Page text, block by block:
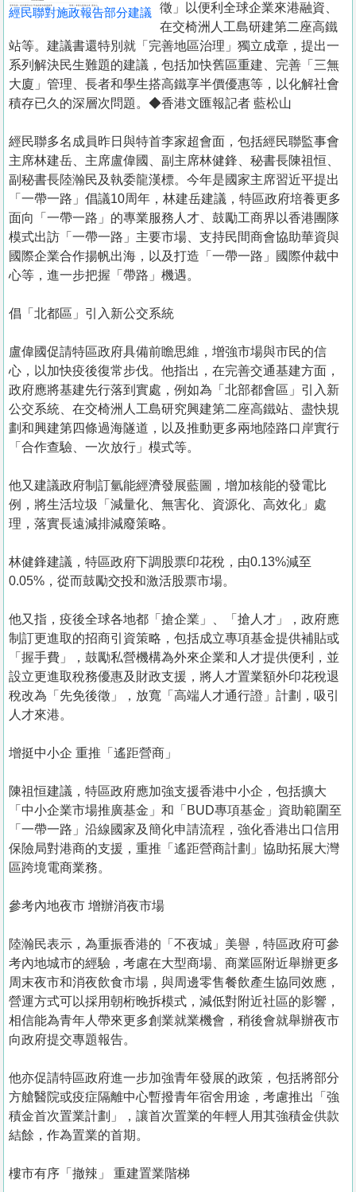
經民聯對施政報告部分建議
徵」以便利全球企業來港融資、
在交椅洲人工島研建第二座高鐵
站等。建議書還特別就「完善地區治理」獨立成章，提出一
系列解決民生難題的建議，包括加快舊區重建、完善「三無
大廈」管理、長者和學生搭高鐵享半價優惠等，以化解社會
積存已久的深層次問題。◆香港文匯報記者 藍松山
經民聯多名成員昨日與特首李家超會面，包括經民聯監事會
主席林建岳、主席盧偉國、副主席林健鋒、秘書長陳祖恒、
副秘書長陸瀚民及執委龍漢標。今年是國家主席習近平提出
「一帶一路」倡議10周年，林建岳建議，特區政府培養更多
面向「一帶一路」的專業服務人才、鼓勵工商界以香港團隊
模式出訪「一帶一路」主要市場、支持民間商會協助華資與
國際企業合作揚帆出海，以及打造「一帶一路」國際仲裁中
心等，進一步把握「帶路」機遇。
倡「北都區」引入新公交系統
盧偉國促請特區政府具備前瞻思維，增強市場與市民的信
心，以加快疫後復常步伐。他指出，在完善交通基建方面，
政府應將基建先行落到實處，例如為「北部都會區」引入新
公交系統、在交椅洲人工島研究興建第二座高鐵站、盡快規
劃和興建第四條過海隧道，以及推動更多兩地陸路口岸實行
「合作查驗、一次放行」模式等。
他又建議政府制訂氫能經濟發展藍圖，增加核能的發電比
例，將生活垃圾「減量化、無害化、資源化、高效化」處
理，落實長遠減排減廢策略。
林健鋒建議，特區政府下調股票印花稅，由0.13%減至
0.05%，從而鼓勵交投和激活股票市場。
他又指，疫後全球各地都「搶企業」、「搶人才」，政府應
制訂更進取的招商引資策略，包括成立專項基金提供補貼或
「握手費」，鼓勵私營機構為外來企業和人才提供便利，並
設立更進取稅務優惠及財政支援，將人才置業額外印花稅退
稅改為「先免後徵」，放寬「高端人才通行證」計劃，吸引
人才來港。
增挺中小企 重推「遙距營商」
陳祖恒建議，特區政府應加強支援香港中小企，包括擴大
「中小企業市場推廣基金」和「BUD專項基金」資助範圍至
「一帶一路」沿線國家及簡化申請流程，強化香港出口信用
保險局對港商的支援，重推「遙距營商計劃」協助拓展大灣
區跨境電商業務。
參考內地夜市 增辦消夜市場
陸瀚民表示，為重振香港的「不夜城」美譽，特區政府可參
考內地城市的經驗，考慮在大型商場、商業區附近舉辦更多
周末夜市和消夜飲食市場，與周邊零售餐飲產生協同效應，
營運方式可以採用朝桁晚拆模式，減低對附近社區的影響，
相信能為青年人帶來更多創業就業機會，稍後會就舉辦夜市
向政府提交專題報告。
他亦促請特區政府進一步加強青年發展的政策，包括將部分
方艙醫院或疫症隔離中心暫撥青年宿舍用途，考慮推出「強
積金首次置業計劃」，讓首次置業的年輕人用其強積金供款
結餘，作為置業的首期。
樓市有序「撤辣」 重建置業階梯